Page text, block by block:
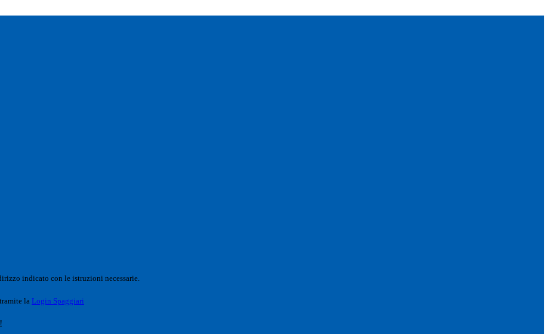
indicato con le istruzioni necessarie.
la Login Spaggiari